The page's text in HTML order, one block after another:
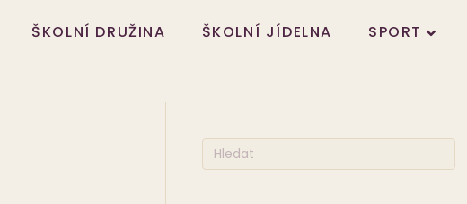
ŠKOLNÍ DRUŽINA ŠKOLNÍ JÍDELNA SPORT